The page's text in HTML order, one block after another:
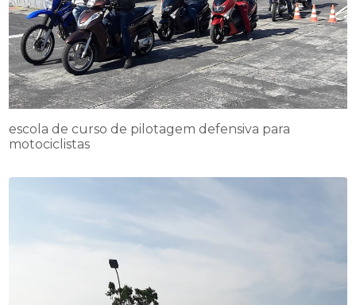
escola de curso de pilotagem defensiva para
motociclistas